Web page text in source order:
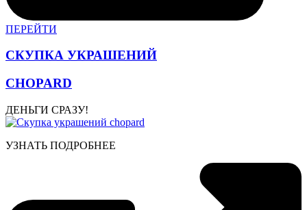
ПЕРЕЙТИ
СКУПКА УКРАШЕНИЙ
CHOPARD
ДЕНЬГИ СРАЗУ!
УЗНАТЬ ПОДРОБНЕЕ